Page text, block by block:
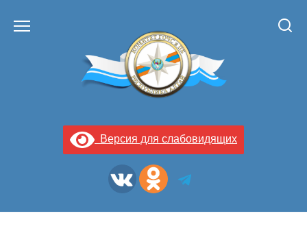
Версия для слабовидящих